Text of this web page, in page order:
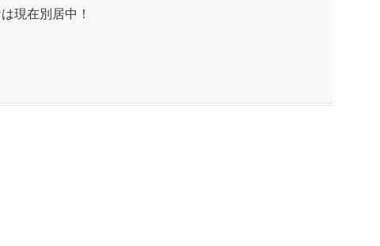
現在別居中！